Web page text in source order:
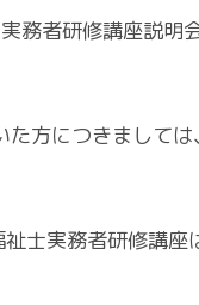
務者研修講座説明
方につきまして
士実務者研修講座